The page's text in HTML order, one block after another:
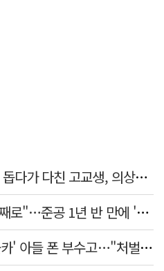
'장윤기 사건' 피해 여고생 돕다가 다친 고교생, 의상자 인정
"아파트 외벽 테라스가 통째로"…준공 1년 반 만에 '아찔 사고'
전북 경찰 간부 '女교사 몰카' 아들 폰 부수고…"처벌 못하는 사안" 내부망에 글